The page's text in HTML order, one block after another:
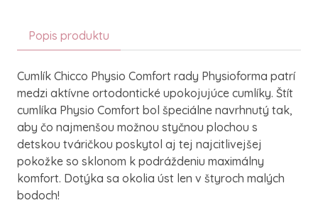
Popis produktu
Cumlík Chicco Physio Comfort rady Physioforma patrí
medzi aktívne ortodontické upokojujúce cumlíky. Štít
cumlíka Physio Comfort bol špeciálne navrhnutý tak,
aby čo najmenšou možnou styčnou plochou s
detskou tváričkou poskytol aj tej najcitlivejšej
pokožke so sklonom k podráždeniu maximálny
komfort. Dotýka sa okolia úst len v štyroch malých
bodoch!